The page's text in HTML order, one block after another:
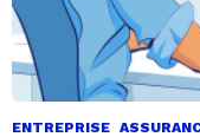
ENTREPRISE